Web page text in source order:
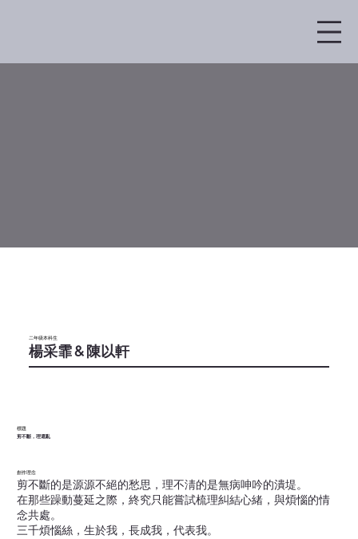
二年级本科生
楊采霏 & 陳以軒
標題
剪不斷，理還亂
創作理念
剪不斷的是源源不絕的愁思，理不淸的是無病呻吟的潰堤。
在那些躁動蔓延之際，終究只能嘗試梳理糾結心緒，與煩惱的情
念共處。
三千煩惱絲，生於我，長成我，代表我。